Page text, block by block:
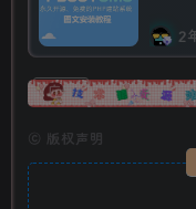
2
广告
© 版权声明